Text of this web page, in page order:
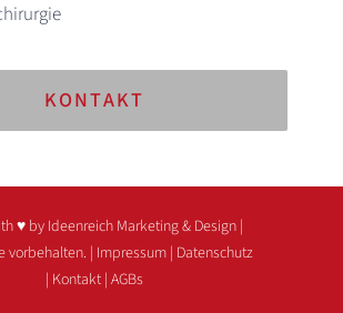
KONTAKT
♥ by Ideenreich Marketing & Design|
vorbehalten. | Impressum| Datenschutz
| Kontakt | AGBs